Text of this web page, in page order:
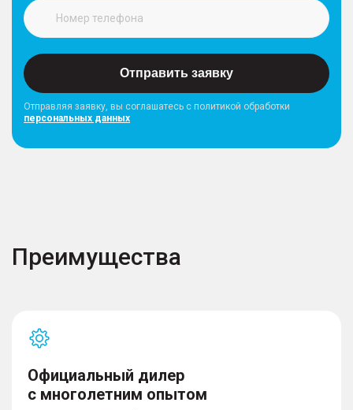
Отправить заявку
Отправляя заявку, вы соглашатесь с политикой обработки
персональных данных
Преимущества
Официальный дилер
с многолетним опытом